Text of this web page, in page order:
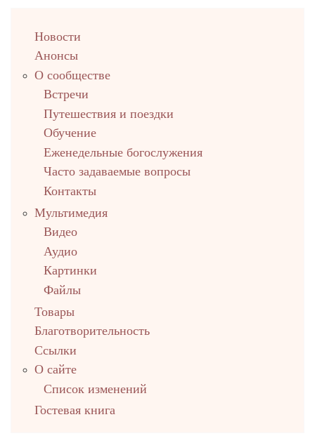
upНовости
Анонсы
О сообществе
Встречи
Путешествия и поездки
Обучение
Еженедельные богослужения
Часто задаваемые вопросы
Контакты
Мультимедия
Видео
Аудио
Картинки
Файлы
Товары
Благотворительность
Ссылки
О сайте
Список изменений
Гостевая книга